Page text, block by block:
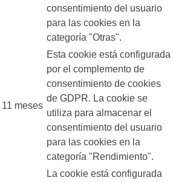
consentimiento del usuario
para las cookies en la
categoría "Otras".
11 meses
Esta cookie está configurada
por el complemento de
consentimiento de cookies
de GDPR. La cookie se
utiliza para almacenar el
consentimiento del usuario
para las cookies en la
categoría "Rendimiento".
La cookie está configurada